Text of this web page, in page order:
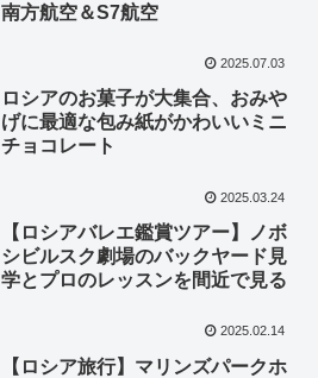
南方航空＆S7航空
2025.07.03
ロシアのお菓子が大集合、おみや
げに最適な包み紙がかわいいミニ
チョコレート
2025.03.24
【ロシアバレエ鑑賞ツアー】ノボ
シビルスク劇場のバックヤード見
学とプロのレッスンを間近で見る
2025.02.14
【ロシア旅行】マリンズパークホ